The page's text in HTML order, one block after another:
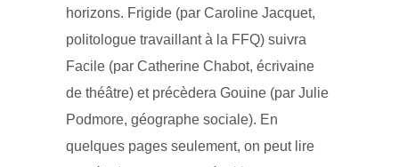
horizons. Frigide (par Caroline Jacquet,
politologue travaillant à la FFQ) suivra
Facile (par Catherine Chabot, écrivaine
de théâtre) et précèdera Gouine (par Julie
Podmore, géographe sociale). En
quelques pages seulement, on peut lire